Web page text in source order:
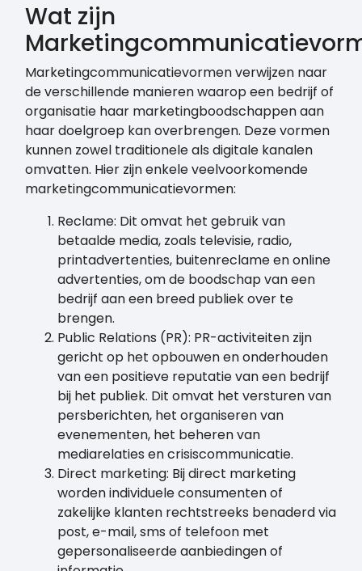
Wat zijn
Marketingcommunicatievormen verwijzen naar
de verschillende manieren waarop een bedrijf of
organisatie haar marketingboodschappen aan
haar doelgroep kan overbrengen. Deze vormen
kunnen zowel traditionele als digitale kanalen
omvatten. Hier zijn enkele veelvoorkomende
marketingcommunicatievormen:
Reclame: Dit omvat het gebruik van
betaalde media, zoals televisie, radio,
printadvertenties, buitenreclame en online
advertenties, om de boodschap van een
bedrijf aan een breed publiek over te
brengen.
Public Relations (PR): PR-activiteiten zijn
gericht op het opbouwen en onderhouden
van een positieve reputatie van een bedrijf
bij het publiek. Dit omvat het versturen van
persberichten, het organiseren van
evenementen, het beheren van
mediarelaties en crisiscommunicatie.
Direct marketing: Bij direct marketing
worden individuele consumenten of
zakelijke klanten rechtstreeks benaderd via
post, e-mail, sms of telefoon met
gepersonaliseerde aanbiedingen of